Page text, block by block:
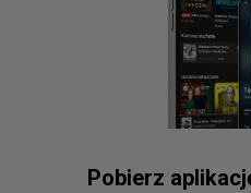
Tenis stołowy
Tenis ziemny
Triathlon
Pobierz